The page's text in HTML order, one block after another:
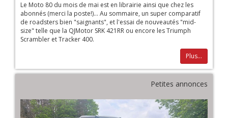
Le Moto 80 du mois de mai est en librairie ainsi que chez les
abonnés (merci la poste!)... Au sommaire, un super comparatif
de roadsters bien "saignants", et l'essai de nouveautés "mid-
size" telle que la QJMotor SRK 421RR ou encore les Triumph
Scrambler et Tracker 400.
Plus...
Petites annonces